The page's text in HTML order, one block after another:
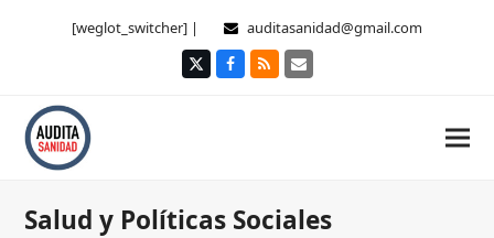
[weglot_switcher] | auditasanidad@gmail.com
TwitterFacebook
RSS Correo
Salud y Políticas Sociales